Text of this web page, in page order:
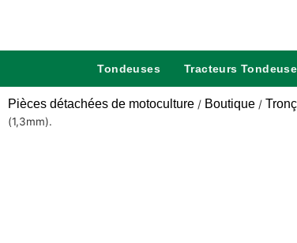
Tondeuses Tracteurs
Pièces détachées de motoculture / Boutique /
(1,3mm).